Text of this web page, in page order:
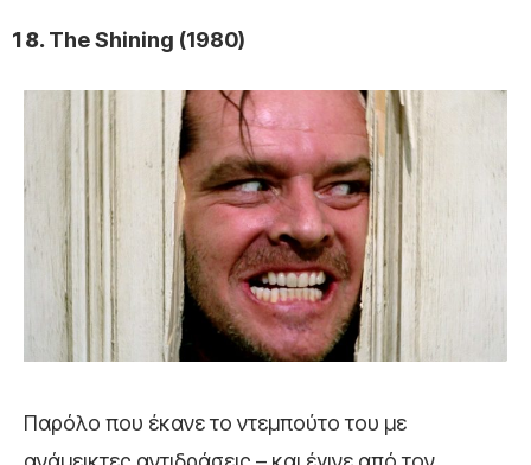
The Shining (1980)
Παρόλο που έκανε το ντεμπούτο του με